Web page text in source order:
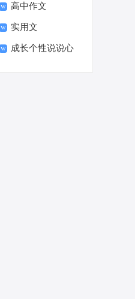
高中作文
实用文
成长个性说说心